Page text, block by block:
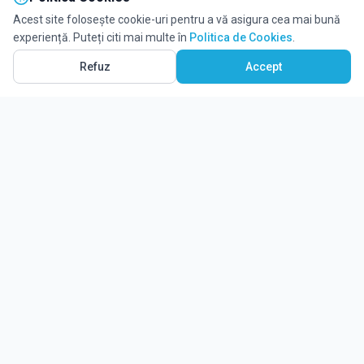
Acest site folosește cookie-uri pentru a vă asigura cea mai bună
experiență. Puteți citi mai multe în Politica de Cookies
Refuz Accept